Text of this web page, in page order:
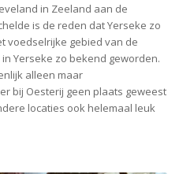
in Zeeland aan de
is de reden dat Yerseke zo
voedselrijke gebied van de
Yerseke zo bekend geworden.
alleen maar
bij Oesterij geen plaats geweest
locaties ook helemaal leuk